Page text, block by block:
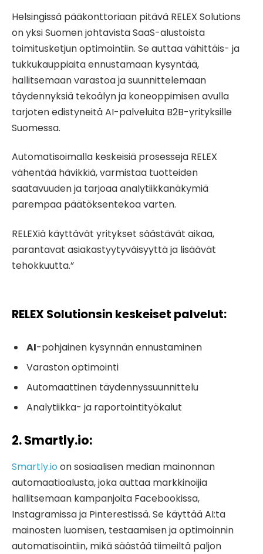
Helsingissä pääkonttoriaan pitävä RELEX Solutions
on yksi Suomen johtavista SaaS-alustoista
toimitusketjun optimointiin. Se auttaa vähittäis- ja
tukkukauppiaita ennustamaan kysyntää,
hallitsemaan varastoa ja suunnittelemaan
täydennyksiä tekoälyn ja koneoppimisen avulla
tarjoten edistyneitä AI-palveluita B2B-yrityksille
Suomessa.
Automatisoimalla keskeisiä prosesseja RELEX
vähentää hävikkiä, varmistaa tuotteiden
saatavuuden ja tarjoaa analytiikkanäkymiä
parempaa päätöksentekoa varten.
RELEXiä käyttävät yritykset säästävät aikaa,
parantavat asiakastyytyväisyyttä ja lisäävät
tehokkuutta.”
RELEX Solutionsin keskeiset palvelut:
AI-pohjainen kysynnän ennustaminen
Varaston optimointi
Automaattinen täydennyssuunnittelu
Analytiikka- ja raportointityökalut
2. Smartly.io:
Smartly.ioon sosiaalisen median mainonnan
automaatioalusta, joka auttaa markkinoijia
hallitsemaan kampanjoita Facebookissa,
Instagramissa ja Pinterestissä. Se käyttää AI:ta
mainosten luomisen, testaamisen ja optimoinnin
automatisointiin, mikä säästää tiimeiltä paljon